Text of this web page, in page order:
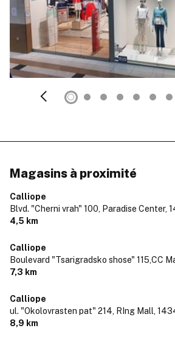
Magasins à proximité
Calliope
Blvd. "Cherni vrah" 100, Paradise Center,
4,5 km
Calliope
Boulevard "Tsarigradsko shose" 115,CC
7,3 km
Calliope
ul. "Okolovrasten pat" 214, RIng Mall,
8,9 km